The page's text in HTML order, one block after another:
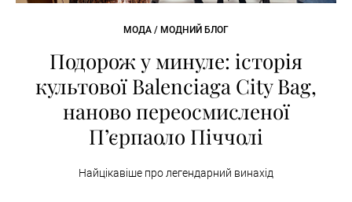
МОДА / МОДНИЙ БЛОГ
Подорож у минуле: історія
культової Balenciaga City Bag,
наново переосмисленої
П’єрпаоло Піччолі
Найцікавіше про легендарний винахід